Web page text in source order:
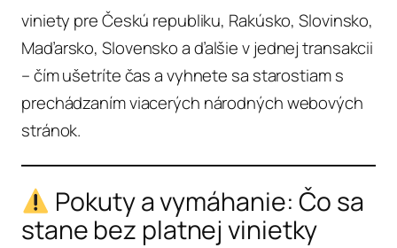
viniety pre Českú republiku, Rakúsko, Slovinsko,
Maďarsko, Slovensko a ďalšie v jednej transakcii
– čím ušetríte čas a vyhnete sa starostiam s
prechádzaním viacerých národných webových
stránok.
Pokuty a vymáhanie: Čo sa
stane bez platnej vinietky